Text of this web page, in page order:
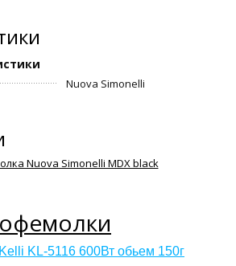
Nuova Simonelli
KL-5116 600Вт обьем 150г